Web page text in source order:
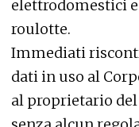
elettrodomestici
roulotte.
Immediati
dati in uso al
al proprietario